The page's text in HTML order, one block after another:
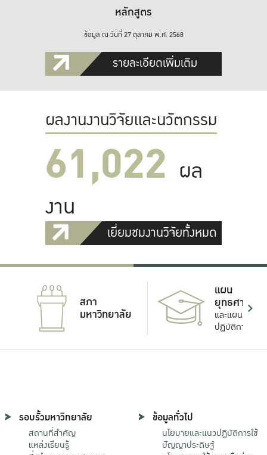
หลักสูตร
ข้อมูล ณ วันที่ 27 ตุลาคม พ.ศ. 2568
รายละเอียดเพิ่มเติม
ผลงานงานวิจัยและนวัตกรรม
61,022 ผล
งาน
เยี่ยมชมงานวิจัยทั้งหมด
สภา
มหาวิทยาลัย
แผน
ยุทธศาสตร์
และแผน
ปฏิบัติการ
รอบรั้วมหาวิทยาลัย
สถานที่สำคัญ
แหล่งเรียนรู้
ข้อมูลทั่วไป
นโยบายและแนวปฏิบัติการใช้
ปัญญาประดิษฐ์